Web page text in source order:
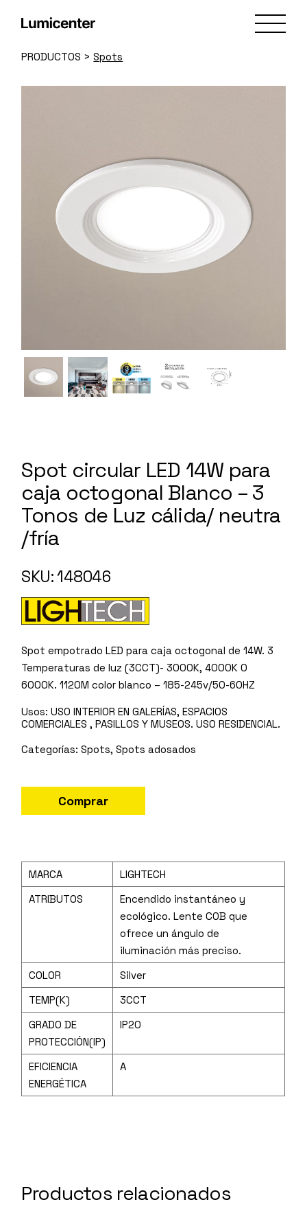
PRODUCTOS >Spots
Spot circular LED 14W para
caja octogonal Blanco – 3
Tonos de Luz cálida/ neutra
/fría
SKU: 148046
Spot empotrado LED para caja octogonal de 14W. 3
Temperaturas de luz (3CCT)- 3000K, 4000K O
6000K. 1120M color blanco – 185-245v/50-60HZ
Usos:USO INTERIOR EN GALERÍAS, ESPACIOS
COMERCIALES , PASILLOS Y MUSEOS. USO RESIDENCIAL.
Spots,Spots adosados
Comprar
MARCA
LIGHTECH
ATRIBUTOS
Encendido instantáneo y
ecológico. Lente COB que
ofrece un ángulo de
iluminación más preciso.
COLOR
Silver
TEMP(K)
3CCT
GRADO DE
PROTECCIÓN(IP)
IP20
EFICIENCIA
ENERGÉTICA
A
Productos relacionados